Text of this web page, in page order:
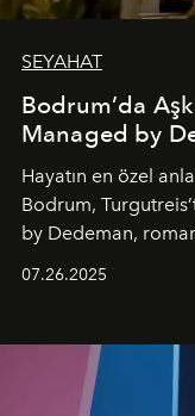
SEYAHAT
Bodrum’da
Managed by
Hayatın en özel
Bodrum,
by Dedeman,
07.26.2025